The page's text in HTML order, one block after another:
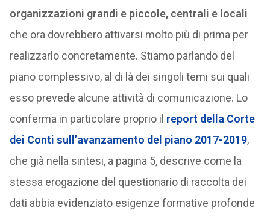
organizzazioni grandi e piccole, centrali e locali
che ora dovrebbero attivarsi molto più di prima per
realizzarlo concretamente. Stiamo parlando del
piano complessivo, al di là dei singoli temi sui quali
esso prevede alcune attività di comunicazione. Lo
conferma in particolare proprio il report della Corte
dei Conti sull’avanzamento del piano 2017-2019,
che già nella sintesi, a pagina 5, descrive come la
stessa erogazione del questionario di raccolta dei
dati abbia evidenziato esigenze formative profonde